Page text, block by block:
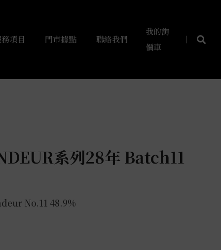
項目 門市據點 聯絡我們
我的詢
價車
系列28年 Batch11
No.11 48.9%